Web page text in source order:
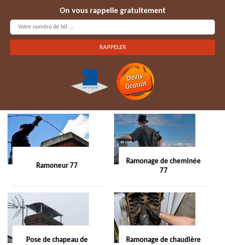
On vous rappelle gratuitement
Ramoneur 77
Ramonage de cheminée
77
Pose de chapeau de
Ramonage de chaudière